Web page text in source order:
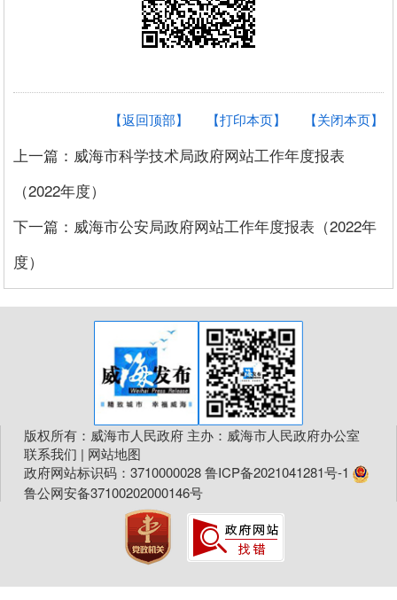
【关闭本页】
【打印本页】
【返回顶部】
上一篇：威海市科学技术局政府网站工作年度报表
（2022年度）
下一篇：威海市公安局政府网站工作年度报表（2022年
度）
版权所有：威海市人民政府 主办：威海市人民政府办公室
联系我们 | 网站地图
政府网站标识码：3710000028鲁ICP备2021041281号-1
鲁公网安备37100202000146号